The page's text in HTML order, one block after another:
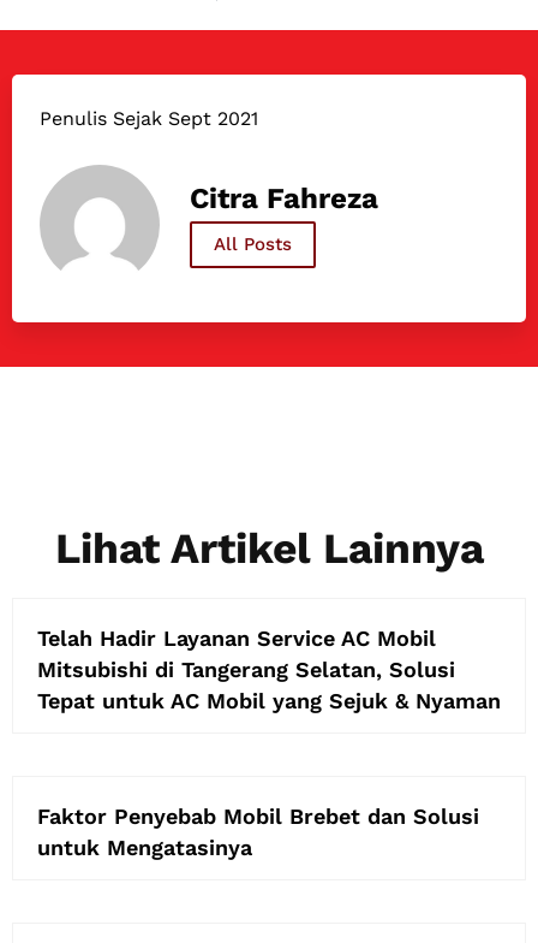
Penulis Sejak Sept 2021
Citra Fahreza
All Posts
Lihat Artikel Lainnya
Telah Hadir Layanan Service AC Mobil
Mitsubishi di Tangerang Selatan, Solusi
Tepat untuk AC Mobil yang Sejuk & Nyaman
Faktor Penyebab Mobil Brebet dan Solusi
untuk Mengatasinya